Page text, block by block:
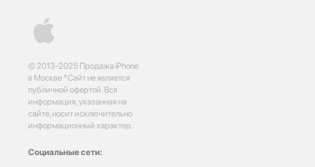
© 2013-2025 Продажа iPhone
в Москве *Сайт не является
публичной офертой. Вся
информация, указанная на
сайте, носит исключительно
информационный характер.
Социальные сети: